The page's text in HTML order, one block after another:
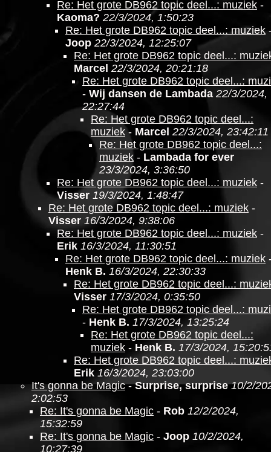
Re: Het grote DB962 topic deel...: muziek -
Kaoma? 22/3/2024, 1:50:23
Re: Het grote DB962 topic deel...: muziek
Joop 22/3/2024, 12:25:07
Re: Het grote DB962 topic deel...:
Marcel 22/3/2024, 20:21:18
Re: Het grote DB962 topic deel...:
- Wij dansen de Lambada 22/3/2024,
22:27:44
Re: Het grote DB962 topic deel...:
muziek - Marcel 22/3/2024, 23:42:11
Re: Het grote DB962 topic deel...:
muziek - Lambada for ever
23/3/2024, 3:36:50
Re: Het grote DB962 topic deel...: muziek -
Visser 19/3/2024, 1:48:47
Re: Het grote DB962 topic deel...: muziek -
Visser 16/3/2024, 9:38:06
Re: Het grote DB962 topic deel...: muziek -
Erik 16/3/2024, 11:30:51
Re: Het grote DB962 topic deel...: muziek
Henk B. 16/3/2024, 22:30:33
Re: Het grote DB962 topic deel...:
Visser 17/3/2024, 0:35:50
Re: Het grote DB962 topic deel...:
- Henk B. 17/3/2024, 13:25:24
Re: Het grote DB962 topic deel...:
muziek - Henk B. 17/3/2024,
Re: Het grote DB962 topic deel...:
Erik 16/3/2024, 23:03:00
It's gonna be Magic-Surprise, surprise 10/2/
2:02:53
Re: It's gonna be Magic - Rob 12/2/2024,
15:32:59
Re: It's gonna be Magic - Joop 10/2/2024,
10:27:39